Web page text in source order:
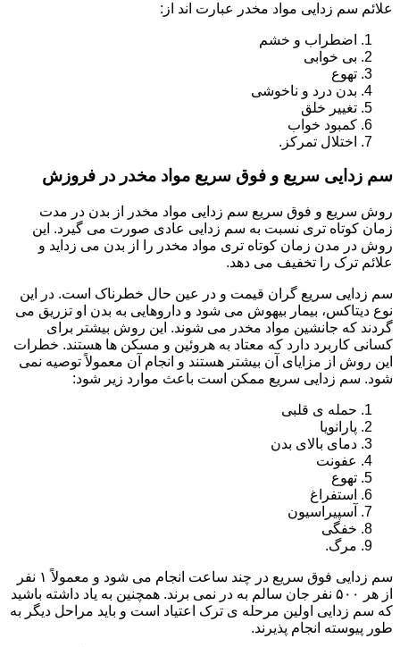
علائم سم زدایی مواد مخدر عبارت اند از:
اضطراب و خشم
بی خوابی
تهوع
بدن درد و ناخوشی
تغییر خلق
کمبود خواب
اختلال تمرکز.
سم زدایی سریع و فوق سریع مواد مخدر در فروزش
روش سریع و فوق سریع سم زدایی مواد مخدر از بدن در مدت
زمان کوتاه تری نسبت به سم زدایی عادی صورت می گیرد. این
روش در مدن زمان کوتاه تری مواد مخدر را از بدن می زداید و
علائم ترک را تخفیف می دهد.
سم زدایی سریع گران قیمت و در عین حال خطرناک است. در این
نوع دیتاکس، بیمار بیهوش می شود و داروهایی به بدن او تزریق می
گردند که جانشین مواد مخدر می شوند. این روش بیشتر برای
کسانی کاربرد دارد که معتاد به هروئین و مسکن ها هستند. خطرات
این روش از مزایای آن بیشتر هستند و انجام آن معمولاً توصیه نمی
شود. سم زدایی سریع ممکن است باعث موارد زیر شود:
حمله ی قلبی
پارانویا
دمای بالای بدن
عفونت
تهوع
استفراغ
آسپیراسیون
خفگی
مرگ.
سم زدایی فوق سریع در چند ساعت انجام می شود و معمولاً ۱ نفر
از هر ۵۰۰ نفر جان سالم به در نمی برند. همچنین به یاد داشته باشید
که سم زدایی اولین مرحله ی ترک اعتیاد است و باید مراحل دیگر به
طور پیوسته انجام پذیرند.